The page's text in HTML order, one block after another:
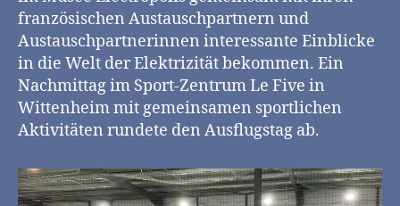
französischen Austauschpartnern und
Austauschpartnerinnen interessante Einblicke
in die Welt der Elektrizität bekommen. Ein
Nachmittag im Sport-Zentrum Le Five in
Wittenheim mit gemeinsamen sportlichen
Aktivitäten rundete den Ausflugstag ab.